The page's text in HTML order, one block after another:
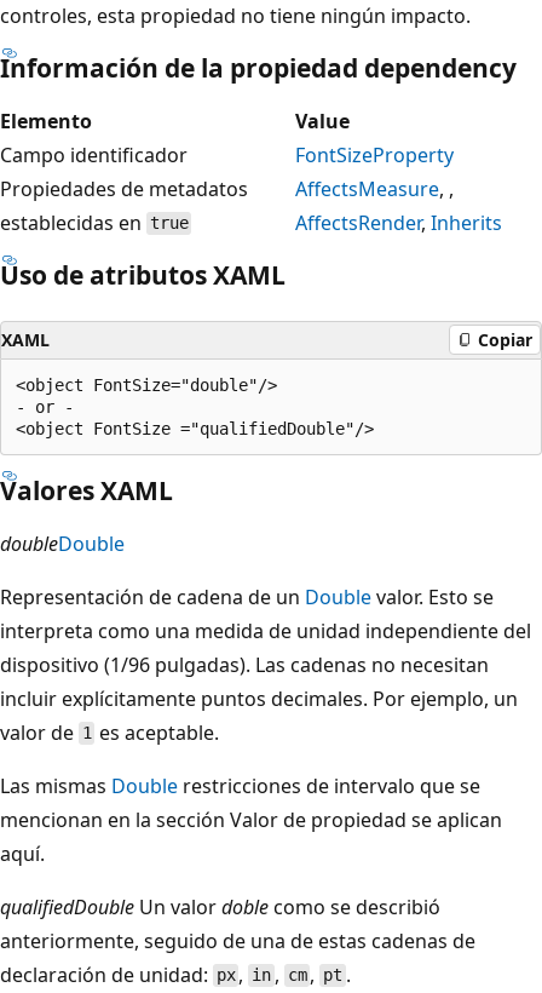
controles, esta propiedad no tiene ningún impacto.
Información de la propiedad dependency
Elemento
Value
Campo identificador
FontSizeProperty
Propiedades de metadatos
establecidas en true
AffectsMeasure, ,
AffectsRender, Inherits
Uso de atributos XAML
XAML Copiar
<object FontSize="double"/>
- or -
Valores XAML
doubleDouble
Representación de cadena de un Doublevalor. Esto se
interpreta como una medida de unidad independiente del
dispositivo (1/96 pulgadas). Las cadenas no necesitan
incluir explícitamente puntos decimales. Por ejemplo, un
valor de 1 es aceptable.
Las mismas Double restricciones de intervalo que se
mencionan en la sección Valor de propiedad se aplican
aquí.
qualifiedDouble Un valordoblecomo se describió
anteriormente, seguido de una de estas cadenas de
declaración de unidad: px , in, cm , pt .